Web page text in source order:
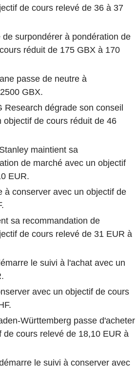
de cours relevé de 36 à 37
surpondérer à pondération de
réduit de 175 GBX à 170
passe de neutre à
GBX.
Research dégrade son conseil
de cours réduit de 46
maintient sa
de marché avec un objectif
EUR.
conserver avec un objectif de
sa recommandation de
de cours relevé de 31 EUR à
le suivi à l'achat avec un
avec un objectif de cours
Württemberg passe d'acheter
cours relevé de 18,10 EUR à
le suivi à conserver avec